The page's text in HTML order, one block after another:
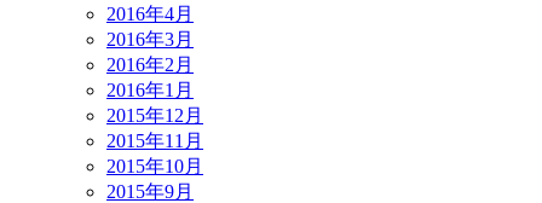
2016年4月
2016年3月
2016年2月
2016年1月
2015年12月
2015年11月
2015年10月
2015年9月